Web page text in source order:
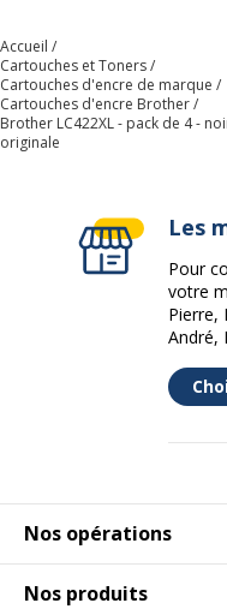
Accueil
Cartouches et Toners
Cartouches d'encre de marque
Cartouches d'encre Brother
Brother LC422XL - pack de 4 -
originale
Nos opérations
Nos produits
Les
Pour
votre
Pierre,
André,